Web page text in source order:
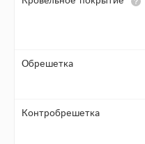
Обрешетка
Контробрешетка